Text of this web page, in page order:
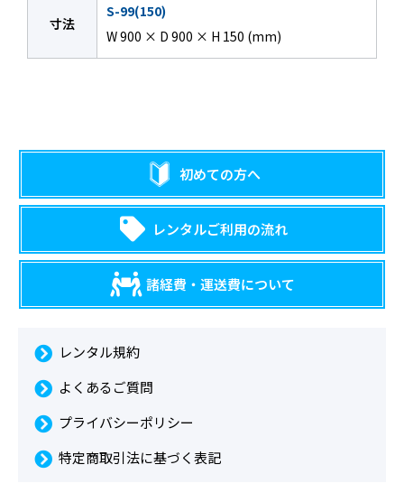
初めての方へ
レンタルご利用の流れ
諸経費・運送費について
レンタル規約
よくあるご質問
プライバシーポリシー
特定商取引法に基づく表記
寸法
S-99(150)
W 900 × D 900 × H 150 (mm)